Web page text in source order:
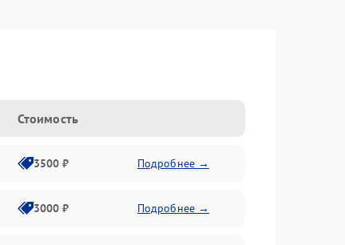
Стоимость
3500 ₽ Подробнее →
3000 ₽ Подробнее →